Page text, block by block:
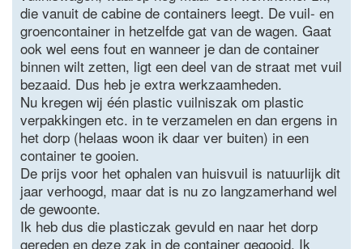
die vanuit de cabine de containers leegt. De vuil- en
groencontainer in hetzelfde gat van de wagen. Gaat
ook wel eens fout en wanneer je dan de container
binnen wilt zetten, ligt een deel van de straat met vuil
bezaaid. Dus heb je extra werkzaamheden.
Nu kregen wij één plastic vuilniszak om plastic
verpakkingen etc. in te verzamelen en dan ergens in
het dorp (helaas woon ik daar ver buiten) in een
container te gooien.
De prijs voor het ophalen van huisvuil is natuurlijk dit
jaar verhoogd, maar dat is nu zo langzamerhand wel
de gewoonte.
Ik heb dus die plasticzak gevuld en naar het dorp
gereden en deze zak in de container gegooid. Ik